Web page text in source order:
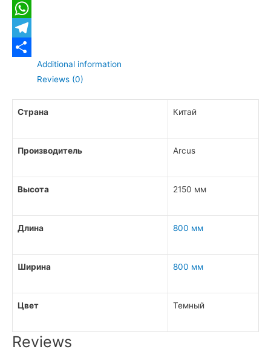
quantity
Twitter
WhatsApp
Telegram
ОтправитьAdditional information
Reviews (0)
Страна Китай
Производитель Arcus
Высота 2150 мм
Длина 800 мм
Ширина 800 мм
Цвет Темный
Reviews